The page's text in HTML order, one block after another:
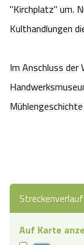
"Kirchplatz" um.
Kulthandlungen
Im Anschluss der
Streckenverlauf
Auf Karte